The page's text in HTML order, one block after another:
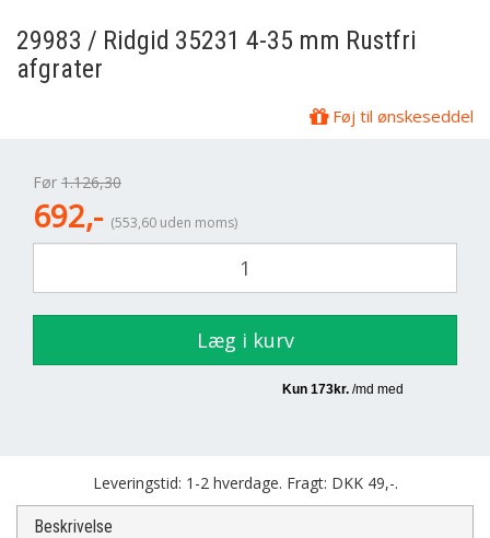
29983 / Ridgid 35231 4-35 mm Rustfri
afgrater
Føj til ønskeseddel
Før 1.126,30
692,- (553,60 uden moms)
Læg i kurv
Leveringstid: 1-2 hverdage. Fragt: DKK 49,-.
Beskrivelse